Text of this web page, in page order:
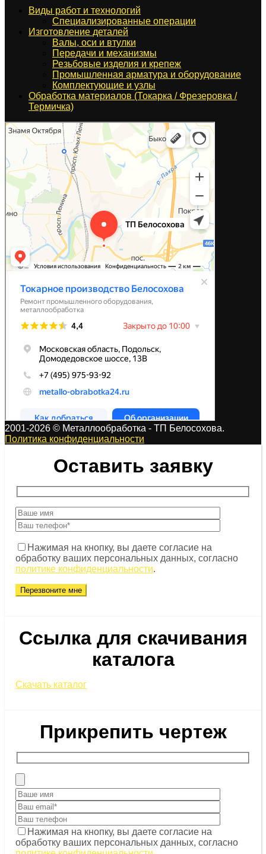
Виды работ и технологий
Специализированные операции
Изготовление деталей
Валы, оси и втулки
Передачи и механизмы
Резьбовые изделия и крепеж
Промышленная арматура и оборудование
Комплектующие и узлы
Обработка материалов (Токарка / Фрезеровка /
Термичка)
2001-2026 © Металлообработка - ТП Белосохова.
Политика конфиденциальности
Оставить заявку
Нажимая на кнопку, вы даете согласие на
обработку ваших персональных данных, согласно
политике конфиденциальности.
Ссылка для скачивания
каталога
Скачать каталог
Прикрепить чертеж
Нажимая на кнопку, вы даете согласие на
обработку ваших персональных данных, согласно